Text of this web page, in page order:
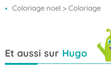
Coloriage noel > Coloriage
Et aussi sur Hugo